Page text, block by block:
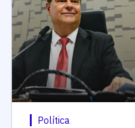
Política